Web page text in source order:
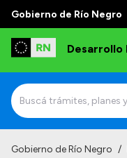
Gobierno de Río Negro
Desarrollo
Gobierno de Río Negro /